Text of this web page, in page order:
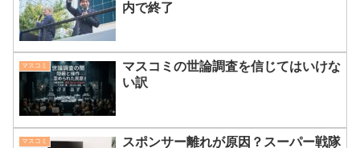
内で終了
マスコミ
マスコミの世論調査を信じてはいけな
い訳
マスコミ
スポンサー離れが原因？スーパー戦隊